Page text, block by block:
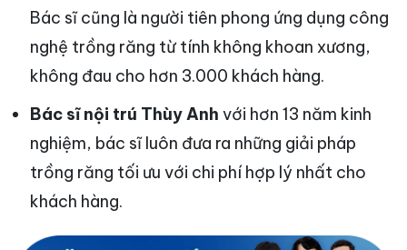
Bác sĩ cũng là người tiên phong ứng dụng công
nghệ trồng răng từ tính không khoan xương,
không đau cho hơn 3.000 khách hàng.
Bác sĩ nội trú Thùy Anh với hơn 13 năm kinh
nghiệm, bác sĩ luôn đưa ra những giải pháp
trồng răng tối ưu với chi phí hợp lý nhất cho
khách hàng.